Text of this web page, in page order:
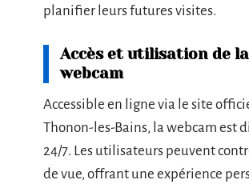
planifier leurs futures visites.
Accès et utilisation de la
webcam
Accessible en ligne via le site
Thonon-les-Bains, la webcam est
24/7. Les utilisateurs peuvent
de vue, offrant une expérience